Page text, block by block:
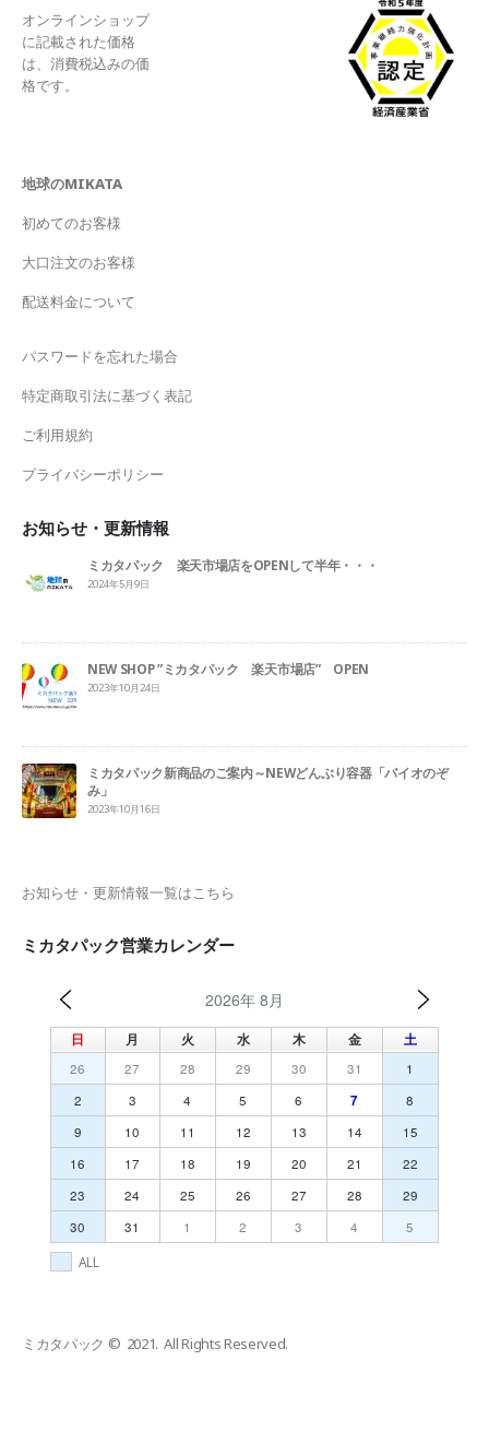
オンラインショップ
に記載された価格
は、消費税込みの価
格です。
地球のMIKATA
初めてのお客様
大口注文のお客様
配送料金について
パスワードを忘れた場合
特定商取引法に基づく表記
ご利用規約
プライバシーポリシー
お知らせ・更新情報
ミカタパック 楽天市場店をOPENして半年・・・
2024年5月9日
NEW SHOP ”ミカタパック 楽天市場店” OPEN
2023年10月24日
ミカタパック新商品のご案内～NEWどんぶり容器「バイオのぞ
み」
2023年10月16日
お知らせ・更新情報一覧はこちら
ミカタパック営業カレンダー
2026年 8月
日 月 火 水 木 金 土
26 27 28 29 30 31
1
2
3 4 5 6 7
8
9
10 11 12 13 14
15
16
17 18 19 20 21
22
23
24 25 26 27 28
29
30
31 1 2 3 4
5
ALL
ミカタパック © 2021. All Rights Reserved.